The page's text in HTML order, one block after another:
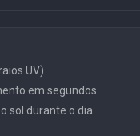
UV)
em segundos
sol durante o dia